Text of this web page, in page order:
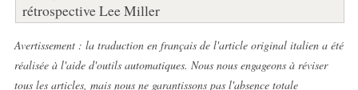
rétrospective Lee Miller
Avertissement : la traduction en français de l'article original italien a été
réalisée à l'aide d'outils automatiques. Nous nous engageons à réviser
tous les articles, mais nous ne garantissons pas l'absence totale